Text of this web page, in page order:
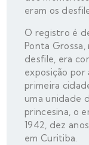
eram os
O registro é
Ponta
desfile, era
exposição por
primeira
uma unidade
princesina, o
1942, dez
em Curitiba.